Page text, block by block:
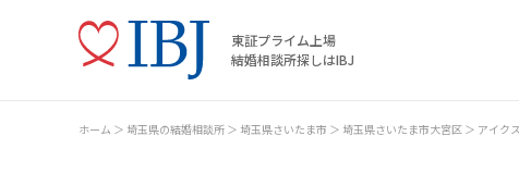
東証プライム上場
結婚相談所探しはIBJ
ホーム 埼玉県の結婚相談所 埼玉県さいたま市 埼玉県さいたま市大宮区 アイク